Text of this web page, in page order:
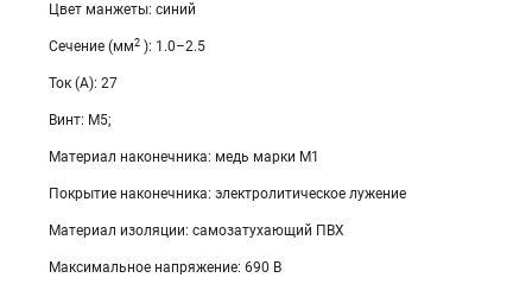
Цвет манжеты: синий
Сечение (мм2 ): 1.0–2.5
Ток (А): 27
Винт: М5;
Материал наконечника: медь марки М1
Покрытие наконечника: электролитическое лужение
Материал изоляции: самозатухающий ПВХ
Максимальное напряжение: 690 В